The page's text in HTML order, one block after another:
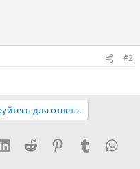
#2
для ответа.
LinkedInReddit PinterestTumblr